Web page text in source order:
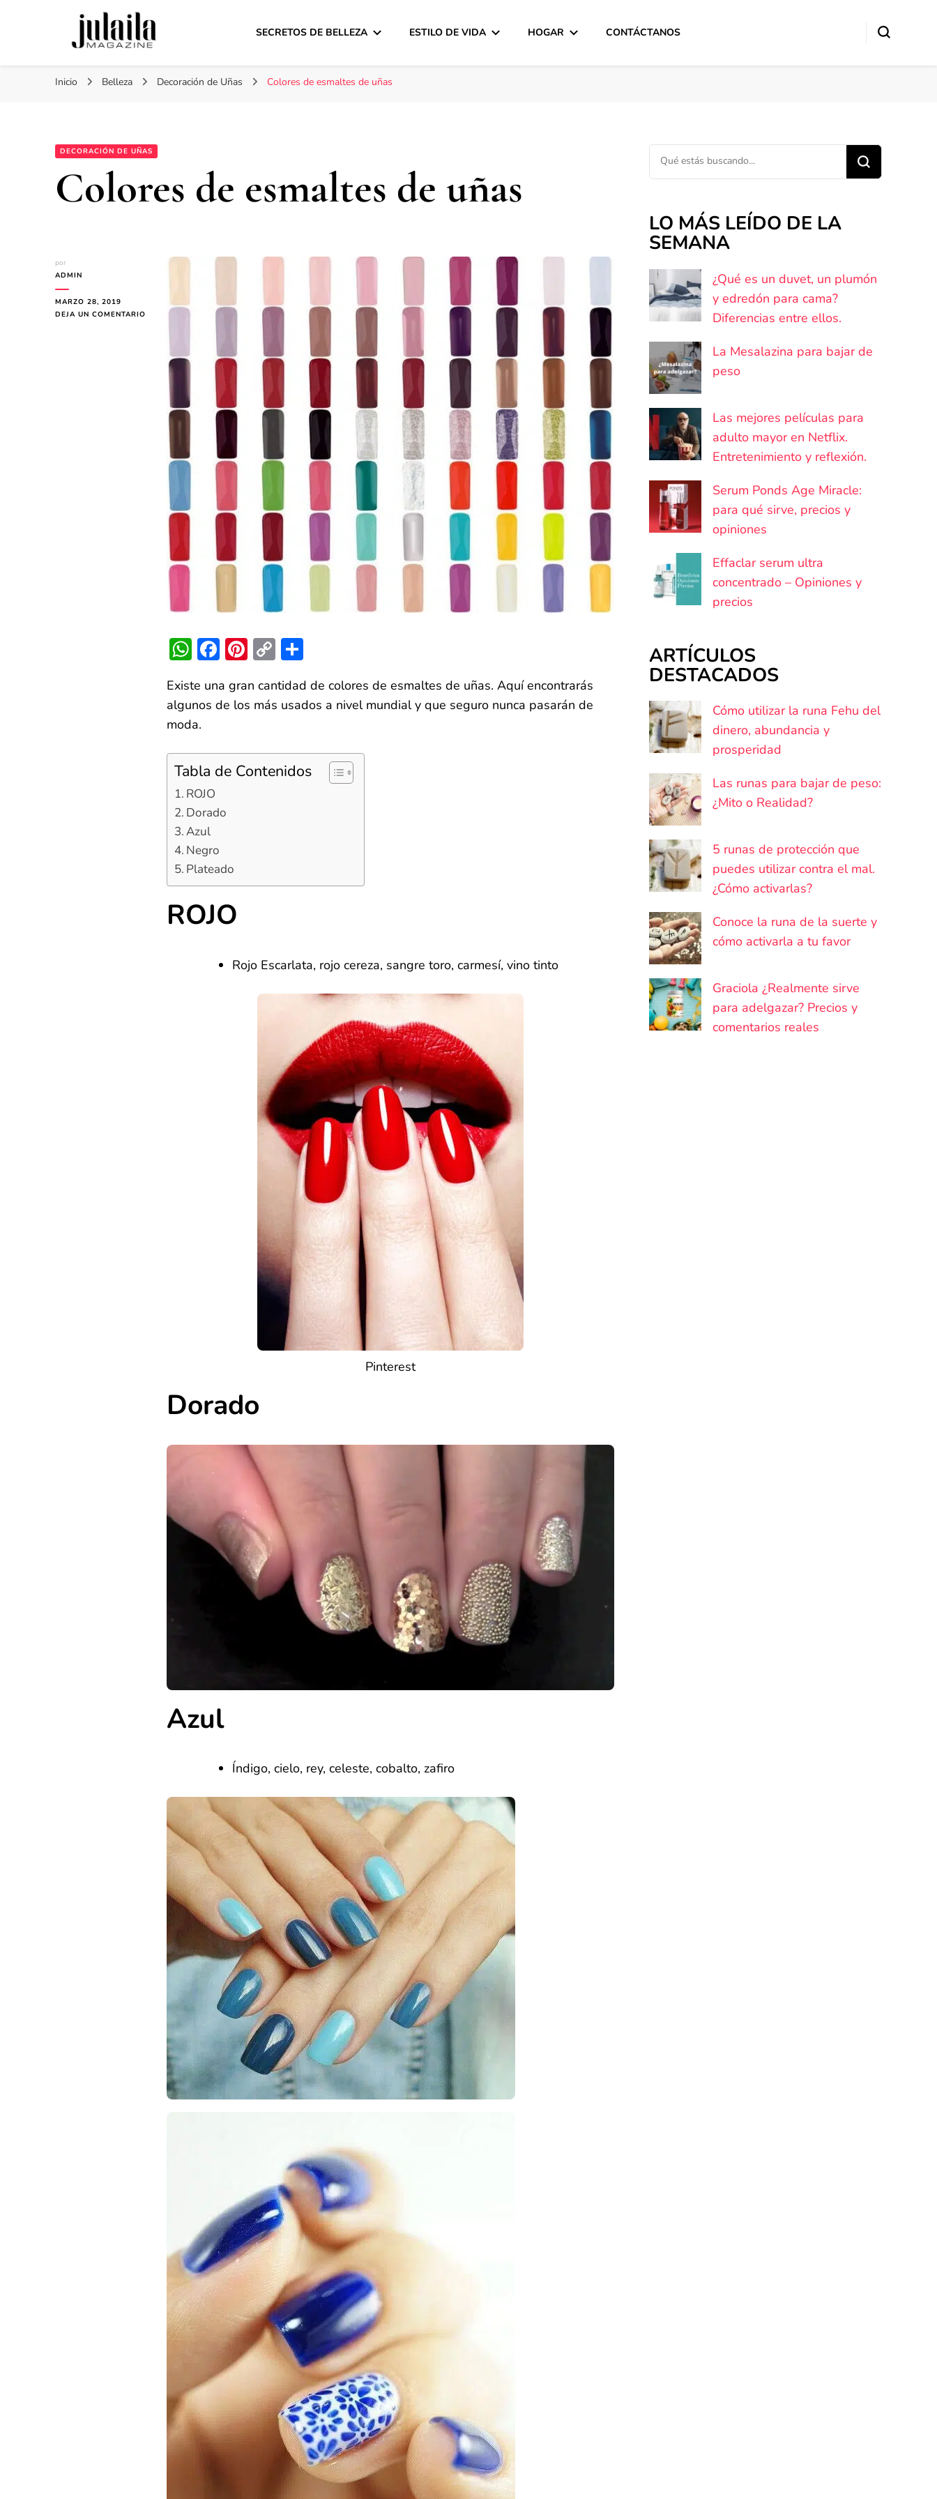
Julaila Magazine
SECRETOS DE BELLEZA ESTILO DE VIDA HOGAR CONTÁCTANOS
Inicio Belleza Decoración de Uñas Colores de esmaltes de uñas
DECORACIÓN DE UÑAS
Colores de esmaltes de uñas
por
ADMIN
MARZO 28, 2019
DEJA UN COMENTARIO
WhatsApp
Facebook
Pinterest
Copy
Existe una gran cantidad de colores de esmaltes de uñas. Aquí encontrarás
algunos de los más usados a nivel mundial y que seguro nunca pasarán de
moda.
Tabla de Contenidos
ROJO
Dorado
Azul
Negro
Plateado
ROJO
Rojo Escarlata, rojo cereza, sangre toro, carmesí, vino tinto
Pinterest
Dorado
Azul
Índigo, cielo, rey, celeste, cobalto, zafiro
¿Buscas algo?
LO MÁS LEÍDO DE LA
SEMANA
¿Qué es un duvet, un plumón
y edredón para cama?
Diferencias entre ellos.
La Mesalazina para bajar de
peso
Las mejores películas para
adulto mayor en Netflix.
Entretenimiento y reflexión.
Serum Ponds Age Miracle:
para qué sirve, precios y
opiniones
Effaclar serum ultra
concentrado – Opiniones y
precios
ARTÍCULOS
DESTACADOS
Cómo utilizar la runa Fehu del
dinero, abundancia y
prosperidad
Las runas para bajar de peso:
¿Mito o Realidad?
5 runas de protección que
puedes utilizar contra el mal.
¿Cómo activarlas?
Conoce la runa de la suerte y
cómo activarla a tu favor
Graciola ¿Realmente sirve
para adelgazar? Precios y
comentarios reales